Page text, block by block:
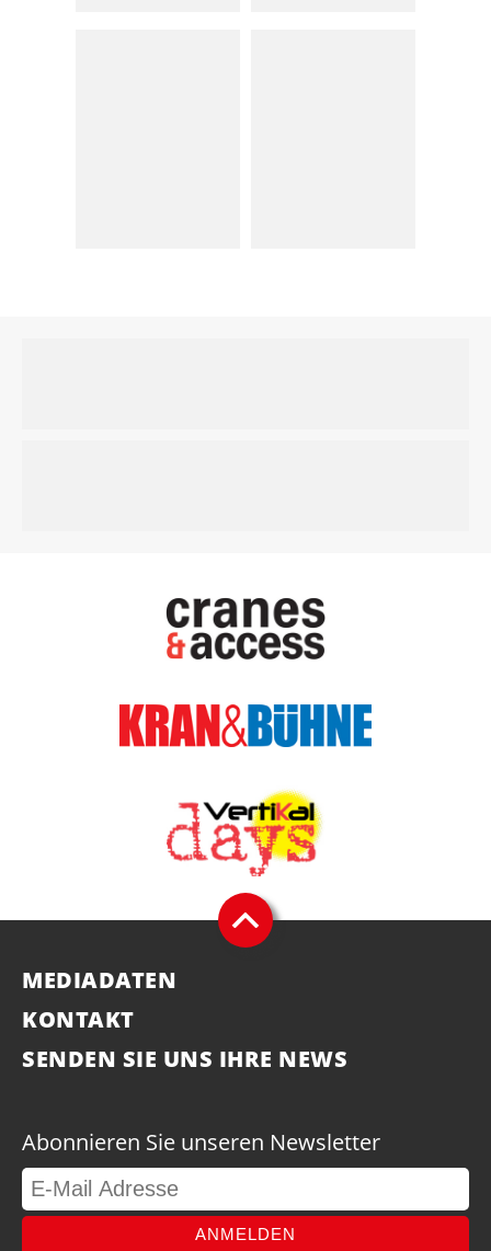
MEDIADATEN
KONTAKT
SENDEN SIE UNS IHRE NEWS
Abonnieren Sie unseren Newsletter
ANMELDEN